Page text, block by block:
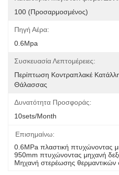
100 (προσαρμοσμένος)
Πηγή Αέρα:
0.6Mpa
Συσκευασία Λεπτομέρειες:
Περίπτωση Κοντραπλακέ
Θάλασσας
Δυνατότητα Προσφοράς:
10sets/month
Επισημαίνω:
0.6MPa πλαστική πτυχώνοντας
950mm πτυχώνοντας μηχανή
Μηχανή στερέωσης θερμαντικών